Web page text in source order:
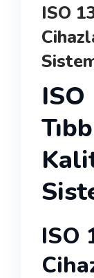
ISO
ISO